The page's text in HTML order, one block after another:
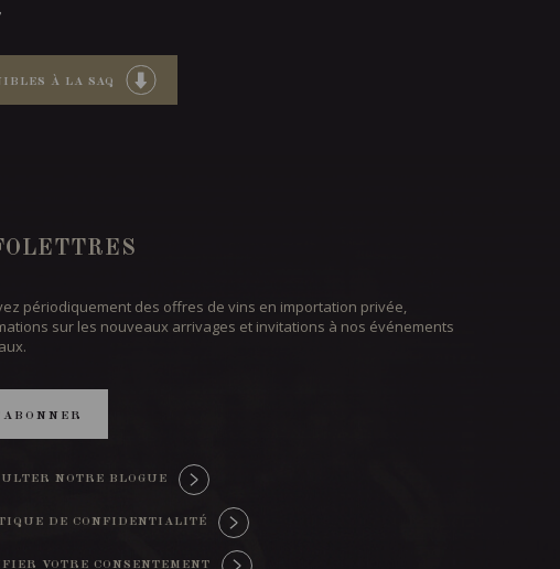
À LA SAQ
périodiquement des offres de vins en importation privée,
sur les nouveaux arrivages et invitations à nos événements
NOTRE BLOGUE
DE CONFIDENTIALITÉ
VOTRE CONSENTEMENT